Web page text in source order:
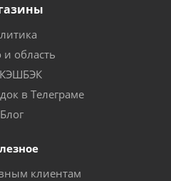
область
в Телеграме
Блог
клиентам